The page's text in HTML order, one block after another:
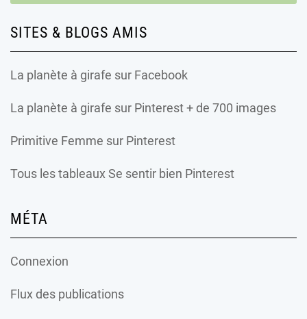
SITES & BLOGS AMIS
La planète à girafe sur Facebook
La planète à girafe sur Pinterest + de 700 images
Primitive Femme sur Pinterest
Tous les tableaux Se sentir bien Pinterest
MÉTA
Connexion
Flux des publications